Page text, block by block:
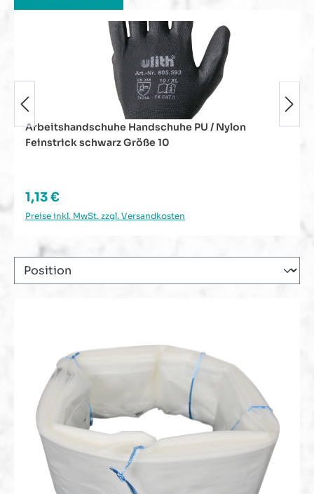
Arbeitshandschuhe Handschuhe PU / Nylon
Feinstrick schwarz Größe 10
Regulärer Preis:
1,13 €
Preise inkl. MwSt. zzgl. Versandkosten